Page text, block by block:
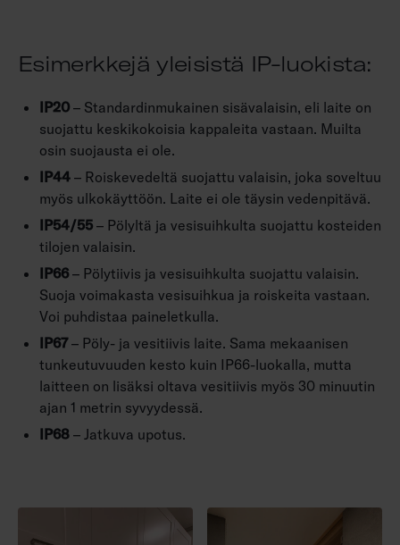
Esimerkkejä yleisistä IP-luokista:
IP20 – Standardinmukainen sisävalaisin, eli laite on
suojattu keskikokoisia kappaleita vastaan. Muilta
osin suojausta ei ole.
IP44 – Roiskevedeltä suojattu valaisin, joka soveltuu
myös ulkokäyttöön. Laite ei ole täysin vedenpitävä.
IP54/55 – Pölyltä ja vesisuihkulta suojattu kosteiden
tilojen valaisin.
IP66– Pölytiivis ja vesisuihkulta suojattu valaisin.
Suoja voimakasta vesisuihkua ja roiskeita vastaan.
Voi puhdistaa paineletkulla.
IP67– Pöly- ja vesitiivis laite. Sama mekaanisen
tunkeutuvuuden kesto kuin IP66-luokalla, mutta
laitteen on lisäksi oltava vesitiivis myös 30 minuutin
ajan 1 metrin syvyydessä.
IP68 – Jatkuva upotus.